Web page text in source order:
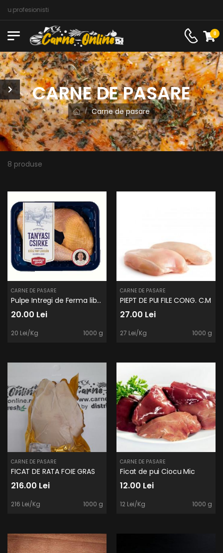
profesionisti
0
CARNE DE PASARE
/ Carne de pasare
8 produse
CARNE DE PASARE
Pulpe Intregi de Ferma liber Tanyasi
20.00 Lei
20 Lei/Kg 1000 g
CARNE DE PASARE
PIEPT DE PUI FILE CONG. C.M
27.00 Lei
27 Lei/Kg 1000 g
CARNE DE PASARE
FICAT DE RATA FOIE GRAS
216.00 Lei
216 Lei/Kg 1000 g
CARNE DE PASARE
Ficat de pui Ciocu Mic
12.00 Lei
12 Lei/Kg 1000 g